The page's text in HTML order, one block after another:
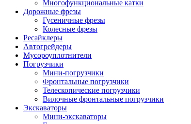
Многофункциональные катки
Дорожные фрезы
Гусеничные фрезы
Колесные фрезы
Ресайклеры
Автогрейдеры
Мусороуплотнители
Погрузчики
Мини-погрузчики
Фронтальные погрузчики
Телескопические погрузчики
Вилочные фронтальные погрузчики
Экскаваторы
Мини-экскаваторы